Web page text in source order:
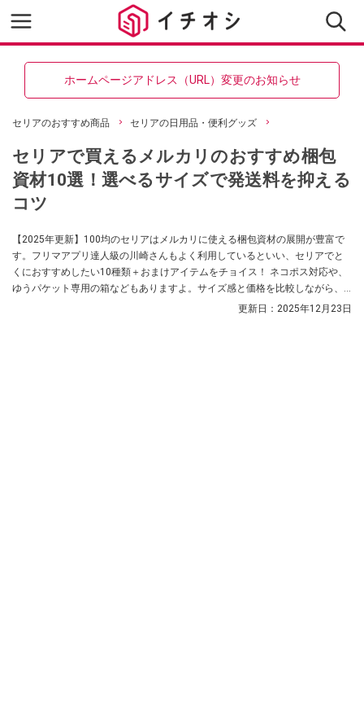
ホームページアドレス（URL）変更のお知らせ
セリアのおすすめ商品 セリアの日用品・便利グッズ
セリアで買えるメルカリのおすすめ梱包
資材10選！選べるサイズで発送料を抑える
コツ
【2025年更新】100均のセリアはメルカリに使える梱包資材の展開が豊富で
す。フリマアプリ達人級の川崎さんもよく利用しているといい、セリアでと
くにおすすめしたい10種類＋おまけアイテムをチョイス！ ネコポス対応や、
ゆうパケット専用の箱などもありますよ。サイズ感と価格を比較しながら、
更新日： 2025年12月23日